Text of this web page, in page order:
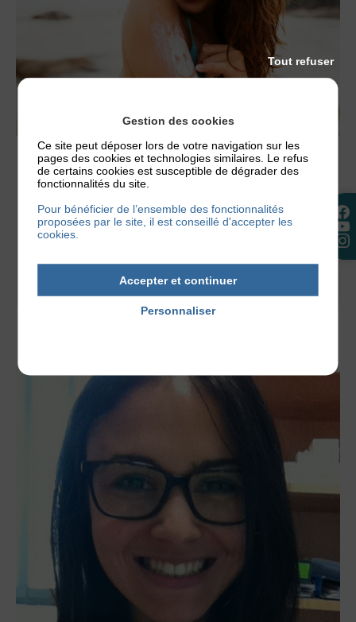
ACTUALITÉS,NOS CONSEILS
LE SOLEIL EST-IL BON POUR LA
DERMATITE ATOPIQUE ?
Les premiers rayons de soleil arrivent et la
aggraver mon eczéma, ou vais-je...
5 juin 2026
Gestion des cookies
Ce site peut déposer lors de votre navigation sur les
pages des cookies et technologies similaires. Le refus
de certains cookies est susceptible de dégrader des
fonctionnalités du site.
Pour bénéficier de l’ensemble des fonctionnalités
proposées par le site, il est conseillé d'accepter les
cookies.
Accepter et continuer
Tout refuser
Personnaliser